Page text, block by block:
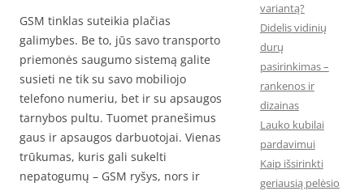
GSM tinklas suteikia plačias
galimybes. Be to, jūs savo transporto
priemonės saugumo sistemą galite
susieti ne tik su savo mobiliojo
telefono numeriu, bet ir su apsaugos
tarnybos pultu. Tuomet pranešimus
gaus ir apsaugos darbuotojai. Vienas
trūkumas, kuris gali sukelti
nepatogumų – GSM ryšys, nors ir
variantą?
Didelis vidinių
durų
pasirinkimas –
rankenos ir
dizainas
Lauko kubilai
pardavimui
Kaip išsirinkti
geriausią pelėsio